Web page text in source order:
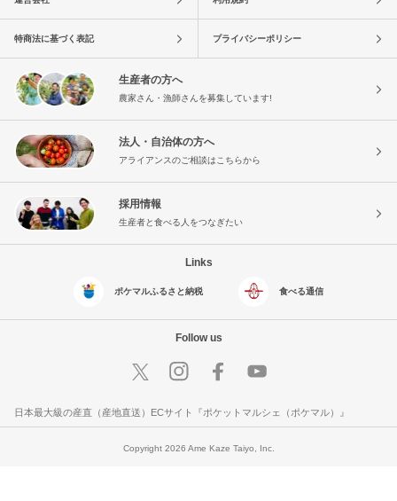
特商法に基づく表記 プライバシーポリシー
生産者の方へ
農家さん・漁師さんを募集しています!
法人・自治体の方へ
アライアンスのご相談はこちらから
採用情報
生産者と食べる人をつなぎたい
Links
ポケマルふるさと納税 食べる通信
Follow us
日本最大級の産直（産地直送）ECサイト『ポケットマルシェ（ポケマル）』
Copyright 2026 Ame Kaze Taiyo, Inc.